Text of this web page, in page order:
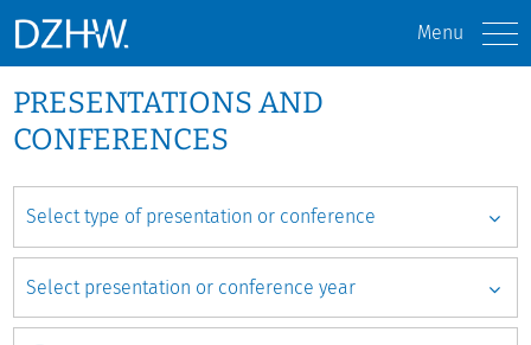
Menu
PRESENTATIONS AND
CONFERENCES